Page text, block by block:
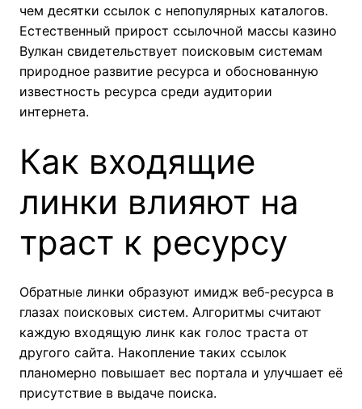
чем десятки ссылок с непопулярных каталогов.
Естественный прирост ссылочной массы казино
Вулкан свидетельствует поисковым системам
природное развитие ресурса и обоснованную
известность ресурса среди аудитории
интернета.
Как входящие
линки влияют на
траст к ресурсу
Обратные линки образуют имидж веб-ресурса в
глазах поисковых систем. Алгоритмы считают
каждую входящую линк как голос траста от
другого сайта. Накопление таких ссылок
планомерно повышает вес портала и улучшает её
присутствие в выдаче поиска.